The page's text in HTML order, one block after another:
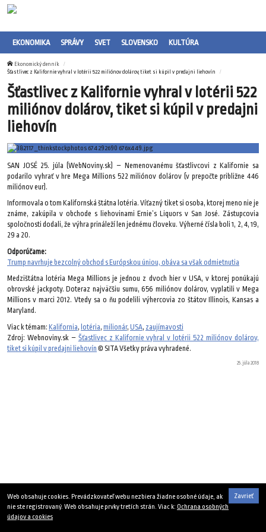
EKONOMIKA SPRÁVY SVET SLOVENSKO KULTÚRA
Ekonomický denník
Šťastlivec z Kalifornie vyhral v lotérii 522 miliónov dolárov, tiket si kúpil v predajni liehovín
Šťastlivec z Kalifornie vyhral v lotérii 522
miliónov dolárov, tiket si kúpil v predajni
liehovín
SAN JOSÉ 25. júla (WebNoviny.sk) – Nemenovanému šťastlivcovi z Kalifornie sa
podarilo vyhrať v hre Mega Millions 522 miliónov dolárov (v prepočte približne 446
miliónov eur).
Informovala o tom Kalifornská štátna lotéria. Víťazný tiket si osoba, ktorej meno nie je
známe, zakúpila v obchode s liehovinami Ernie’s Liquors v San José. Zástupcovia
spoločnosti dodali, že výhra prináleží len jednému človeku. Výherné čísla boli 1, 2, 4, 19,
29 a 20.
Odporúčame:
Trump navrhuje bezcolný obchod s Európskou úniou, obáva sa však odmietnutia
Medzištátna lotéria Mega Millions je jednou z dvoch hier v USA, v ktorej ponúkajú
obrovské jackpoty. Doteraz najväčšiu sumu, 656 miliónov dolárov, vyplatili v Mega
Millions v marci 2012. Vtedy sa o ňu podelili výhercovia zo štátov Illinois, Kansas a
Maryland.
Viac k témam: Kalifornia, lotéria, milionár, USA, zaujímavosti
Zdroj: Webnoviny.sk – Šťastlivec z Kalifornie vyhral v lotérii 522 miliónov dolárov,
tiket si kúpil v predajni liehovín © SITA Všetky práva vyhradené.
25. júla 2018
Zavrieť
Web obsahuje cookies. Prevádzkovateľ webu nezbiera žiadne osobné údaje, ak
nie ste registrovaný. Web obsahuje prvky tretích strán. Viac k: Ochrana osobných
údajov a cookies